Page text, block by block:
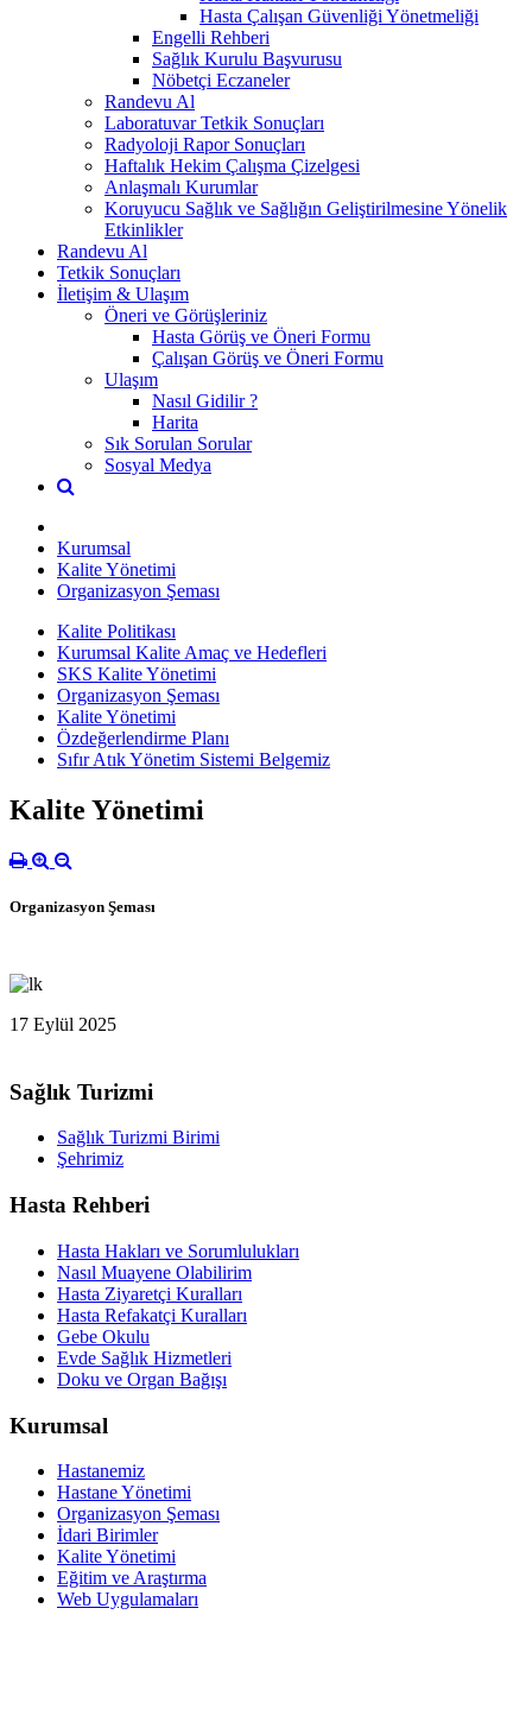
Hasta Çalışan Güvenliği Yönetmeliği
Engelli Rehberi
Sağlık Kurulu Başvurusu
Nöbetçi Eczaneler
Randevu Al
Laboratuvar Tetkik Sonuçları
Radyoloji Rapor Sonuçları
Haftalık Hekim Çalışma Çizelgesi
Anlaşmalı Kurumlar
Koruyucu Sağlık ve Sağlığın Geliştirilmesine Yönelik
Etkinlikler
Randevu Al
Tetkik Sonuçları
İletişim & Ulaşım
Öneri ve Görüşleriniz
Hasta Görüş ve Öneri Formu
Çalışan Görüş ve Öneri Formu
Ulaşım
Nasıl Gidilir ?
Harita
Sık Sorulan Sorular
Sosyal Medya
Kurumsal
Kalite Yönetimi
Organizasyon Şeması
Kalite Politikası
Kurumsal Kalite Amaç ve Hedefleri
SKS Kalite Yönetimi
Organizasyon Şeması
Kalite Yönetimi
Özdeğerlendirme Planı
Sıfır Atık Yönetim Sistemi Belgemiz
Kalite Yönetimi
Organizasyon Şeması
17 Eylül 2025
Sağlık Turizmi
Sağlık Turizmi Birimi
Şehrimiz
Hasta Rehberi
Hasta Hakları ve Sorumlulukları
Nasıl Muayene Olabilirim
Hasta Ziyaretçi Kuralları
Hasta Refakatçi Kuralları
Gebe Okulu
Evde Sağlık Hizmetleri
Doku ve Organ Bağışı
Kurumsal
Hastanemiz
Hastane Yönetimi
Organizasyon Şeması
İdari Birimler
Kalite Yönetimi
Eğitim ve Araştırma
Web Uygulamaları